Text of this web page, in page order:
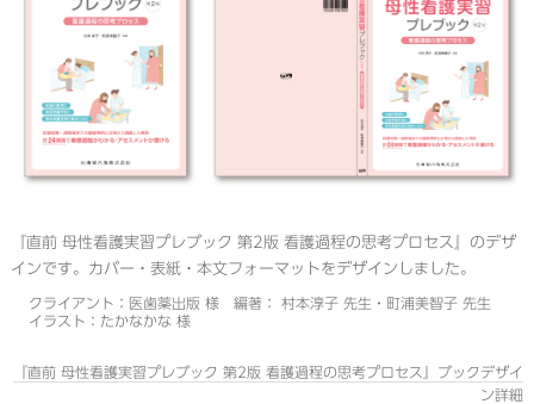
『直前 母性看護実習プレブック 第2版 看護過程の思考プロセス』のデザ
インです。カバー・表紙・本文フォーマットをデザインしました。
クライアント：医歯薬出版 様 編著： 村本淳子 先生・町浦美智子 先生
イラスト：たかなかな 様
『直前 母性看護実習プレブック 第2版 看護過程の思考プロセス』ブックデザイ
ン詳細